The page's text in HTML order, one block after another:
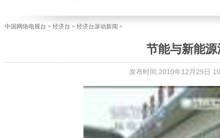
中国网络电视台 > 经济台 > 经济台滚动新闻 >
节能与新能
发布时间:2010年12月29日